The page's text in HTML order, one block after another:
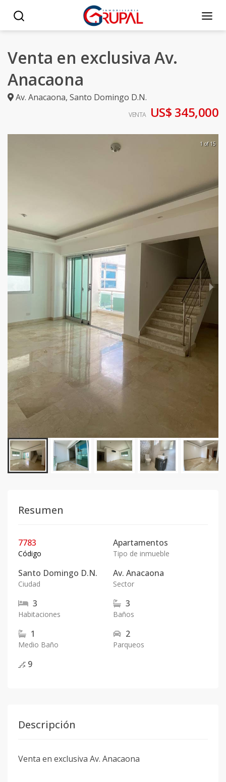
Venta en exclusiva Av.
Anacaona
Av. Anacaona, Santo Domingo D.N.
VENTA US$ 345,000
1 of 15
Resumen
7783
Código
Apartamentos
Tipo de inmueble
Santo Domingo D.N.
Ciudad
Av. Anacaona
Sector
3
Habitaciones
3
Baños
1
Medio Baño
2
Parqueos
9
Descripción
Venta en exclusiva Av. Anacaona